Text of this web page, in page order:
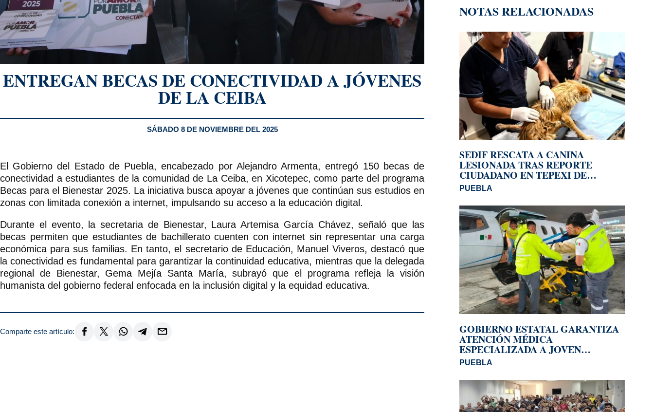
ENTREGAN BECAS DE CONECTIVIDAD A JÓVENES
DE LA CEIBA
SÁBADO 8 DE NOVIEMBRE DEL 2025
El Gobierno del Estado de Puebla, encabezado por Alejandro Armenta, entregó 150 becas de
conectividad a estudiantes de la comunidad de La Ceiba, en Xicotepec, como parte del programa
Becas para el Bienestar 2025. La iniciativa busca apoyar a jóvenes que continúan sus estudios en
zonas con limitada conexión a internet, impulsando su acceso a la educación digital.
Durante el evento, la secretaria de Bienestar, Laura Artemisa García Chávez, señaló que las
becas permiten que estudiantes de bachillerato cuenten con internet sin representar una carga
económica para sus familias. En tanto, el secretario de Educación, Manuel Viveros, destacó que
la conectividad es fundamental para garantizar la continuidad educativa, mientras que la delegada
regional de Bienestar, Gema Mejía Santa María, subrayó que el programa refleja la visión
humanista del gobierno federal enfocada en la inclusión digital y la equidad educativa.
Comparte este artículo:
NOTAS RELACIONADAS
SEDIF RESCATA A CANINA
LESIONADA TRAS REPORTE
CIUDADANO EN TEPEXI DE
RODRÍGUEZ
PUEBLA
GOBIERNO ESTATAL GARANTIZA
ATENCIÓN MÉDICA
ESPECIALIZADA A JOVEN
REPATRIADO DE ESTADOS UNIDOS
PUEBLA